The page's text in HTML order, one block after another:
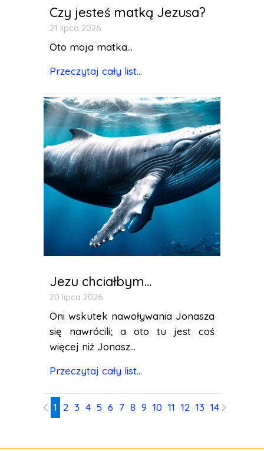
Czy jesteś matką Jezusa?
21 lipca 2026
Oto moja matka...
Przeczytaj cały list...
Jezu chciałbym…
20 lipca 2026
Oni wskutek nawoływania Jonasza
się nawrócili; a oto tu jest coś
więcej niż Jonasz...
Przeczytaj cały list...
1 2 3 4 5 6 7 8 9 10 11 12 13 14 15